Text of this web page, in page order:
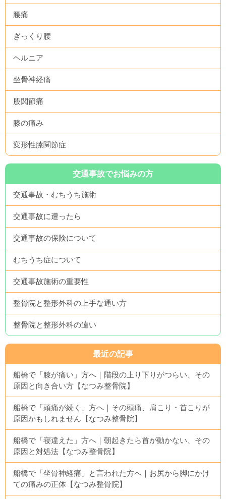
腰痛
ぎっくり腰
ヘルニア
坐骨神経痛
股関節痛
膝の痛み
変形性膝関節症
交通事故でお悩みの方
交通事故・むちうち施術
交通事故に遭ったら
交通事故の保険について
むちうち症について
交通事故施術の重要性
整骨院と整形外科の上手な通い方
整骨院と整形外科の違い
最近の記事
船橋で「膝が痛い」方へ｜階段の上り下りがつらい、その
原因と向き合い方【なつみ整骨院】
船橋で「頭痛が続く」方へ｜その頭痛、肩こり・首こりが
原因かもしれません【なつみ整骨院】
船橋で「寝違えた」方へ｜朝起きたら首が動かない、その
原因と対処法【なつみ整骨院】
船橋で「坐骨神経痛」と言われた方へ｜お尻から脚にかけ
ての痛みの正体【なつみ整骨院】